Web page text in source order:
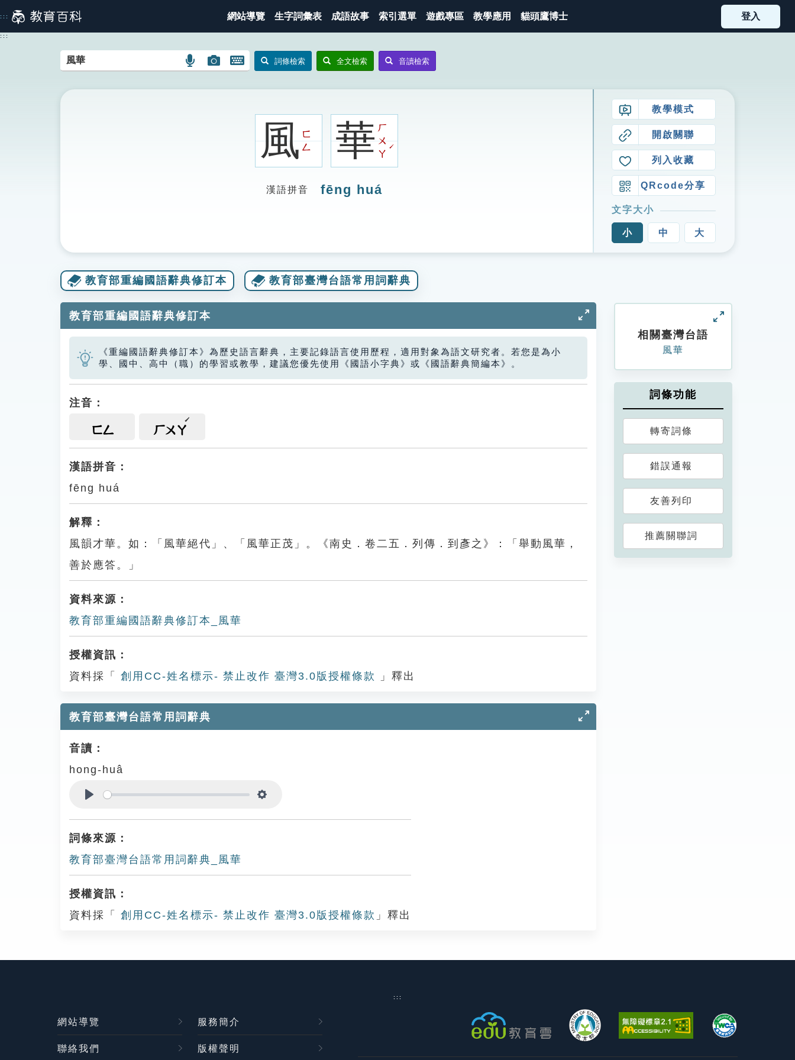
到
主
::: 網站導覽 生字詞彙表 成語故事 索引選單 遊戲專區 教學應用 貓頭鷹博士 登入
:::
語
搜
圖
搜
開
鍵
詞條檢索 全文檢索 音讀檢索
風ㄈ
ㄥ
華ㄏ
ㄨ
ㄚ
ˊ
漢語拼音 fēng huá
教學模式
開啟關聯
列入收藏
QRcode分享
文字大小
小 中 大
教育部重編國語辭典修訂本 教育部臺灣台語常用詞辭典
教育部重編國語辭典修訂本
《重編國語辭典修訂本》為歷史語言辭典，主要記錄語言使用歷程，適用對象為語文研究者。若您是為小
學、國中、高中（職）的學習或教學，建議您優先使用《國語小字典》或《國語辭典簡編本》。
注音：
ㄈㄥ ㄏㄨㄚ
漢語拼音：
fēng huá
解釋：
風韻才華。如：「風華絕代」、「風華正茂」。《南史．卷二五．列傳．到彥之》：「舉動風華，
善於應答。」
資料來源：
教育部重編國語辭典修訂本_風華
授權資訊：
資料採「
創用CC-姓名標示- 禁止改作 臺灣3.0版授權條款 」釋出
教育部臺灣台語常用詞辭典
音讀：
hong-huâ
詞條來源：
教育部臺灣台語常用詞辭典_風華
授權資訊：
資料採「
創用CC-姓名標示- 禁止改作 臺灣3.0版授權條款 」釋出
相關臺灣台語
風華
詞條功能
轉寄詞條
錯誤通報
友善列印
推薦關聯詞
:::
網站導覽 服務簡介
聯絡我們 版權聲明